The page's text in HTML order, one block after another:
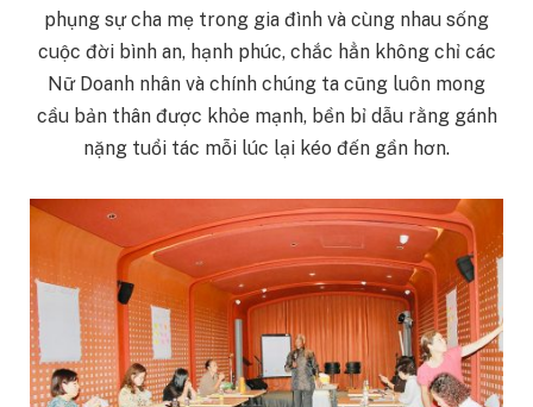
phụng sự cha mẹ trong gia đình và cùng nhau sống
cuộc đời bình an, hạnh phúc, chắc hẳn không chỉ các
Nữ Doanh nhân và chính chúng ta cũng luôn mong
cầu bản thân được khỏe mạnh, bền bỉ dẫu rằng gánh
nặng tuổi tác mỗi lúc lại kéo đến gần hơn.